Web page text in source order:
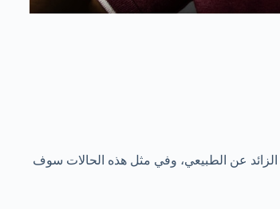
عن الطبيعي، وفي مثل هذه الحالات سوف